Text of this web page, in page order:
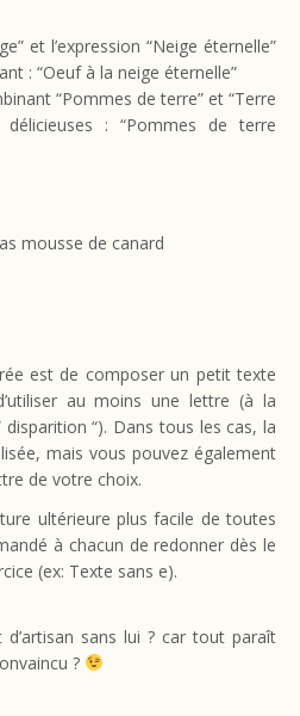
et l’expression “Neige éternelle”
: “Oeuf à la neige éternelle”
“Pommes de terre” et “Terre
: “Pommes de terre
mousse de canard
est de composer un petit texte
au moins une lettre (à la
“). Dans tous les cas, la
mais vous pouvez également
de votre choix.
ultérieure plus facile de toutes
à chacun de redonner dès le
(ex: Texte sans e).
sans lui ? car tout paraît
?